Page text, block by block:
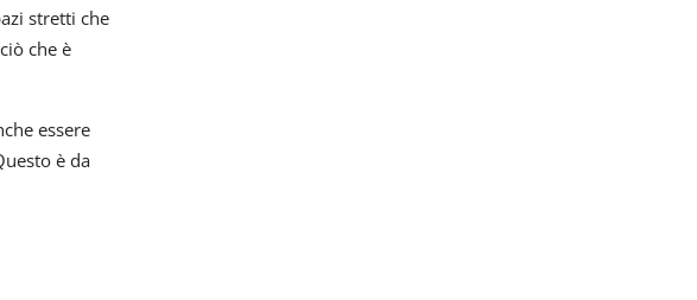
stretti che
che è
essere
è da